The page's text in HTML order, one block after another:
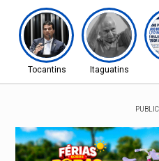
Tocantins Itaguatins